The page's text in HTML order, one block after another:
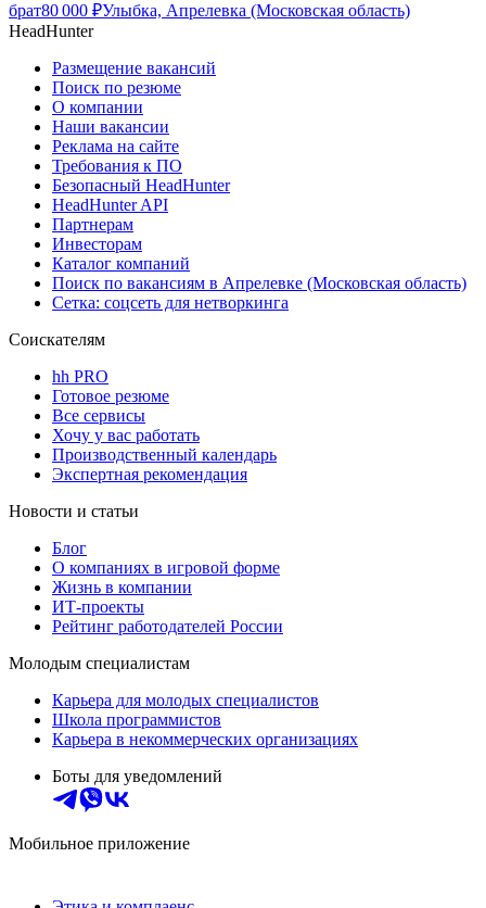
брат80 000 ₽Улыбка, Апрелевка (Московская область)
HeadHunter
Размещение вакансий
Поиск по резюме
О компании
Наши вакансии
Реклама на сайте
Требования к ПО
Безопасный HeadHunter
HeadHunter API
Партнерам
Инвесторам
Каталог компаний
Поиск по вакансиям в Апрелевке (Московская область)
Сетка: соцсеть для нетворкинга
Соискателям
hh PRO
Готовое резюме
Все сервисы
Хочу у вас работать
Производственный календарь
Экспертная рекомендация
Новости и статьи
Блог
О компаниях в игровой форме
Жизнь в компании
ИТ-проекты
Рейтинг работодателей России
Молодым специалистам
Карьера для молодых специалистов
Школа программистов
Карьера в некоммерческих организациях
Боты для уведомлений
Мобильное приложение